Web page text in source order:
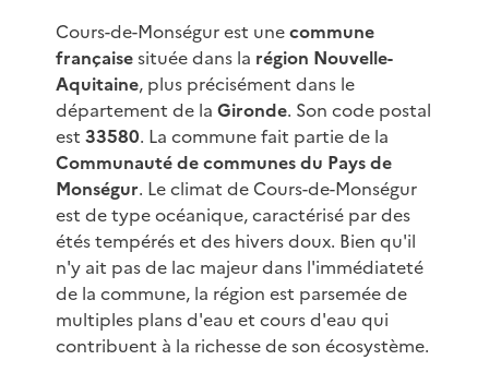
Cours-de-Monségur est unecommune
françaisesituée dans la région Nouvelle-
Aquitaine, plus précisément dans le
département de la Gironde. Son code postal
est 33580. La commune fait partie de la
Communauté de communes du Pays de
Monségur. Le climat de Cours-de-Monségur
est de type océanique, caractérisé par des
étés tempérés et des hivers doux. Bien qu'il
n'y ait pas de lac majeur dans l'immédiateté
de la commune, la région est parsemée de
multiples plans d'eau et cours d'eau qui
contribuent à la richesse de son écosystème.